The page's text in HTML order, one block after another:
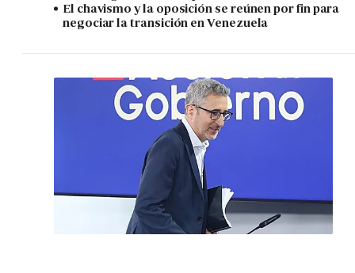
El chavismo y la oposición se reúnen por fin para
negociar la transición en Venezuela